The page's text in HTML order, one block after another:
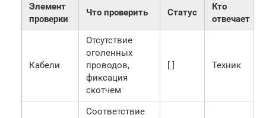
Элемент
проверки
Что проверить Статус
Кто
отвечает
Кабели
Отсутствие
оголенных
проводов,
фиксация
скотчем
Техник
Соответствие